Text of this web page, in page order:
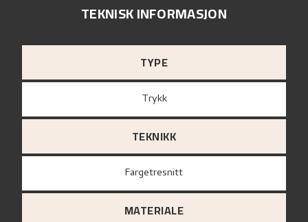
TEKNISK INFORMASJON
TYPE
Trykk
TEKNIKK
Fargetresnitt
MATERIALE